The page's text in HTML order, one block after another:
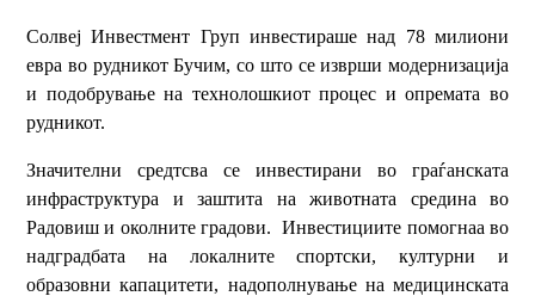
Солвеј Инвестмент Груп инвестираше над 78 милиони
евра во рудникот Бучим, со што се изврши модернизација
и подобрување на технолошкиот процес и опремата во
рудникот.
Значителни средтсва се инвестирани во граѓанската
инфраструктура и заштита на животната средина во
Радовиш и околните градови. Инвестициите помогнаа во
надградбата на локалните спортски, културни и
образовни капацитети, надополнување на медицинската